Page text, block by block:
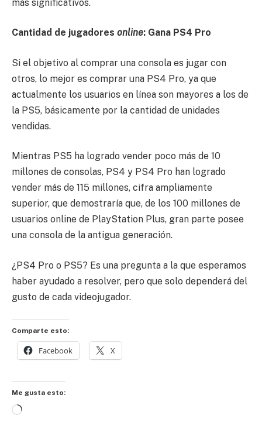
más significativos.
Cantidad de jugadores online: Gana PS4 Pro
Si el objetivo al comprar una consola es jugar con
otros, lo mejor es comprar una PS4 Pro, ya que
actualmente los usuarios en línea son mayores a los de
la PS5, básicamente por la cantidad de unidades
vendidas.
Mientras PS5 ha logrado vender poco más de 10
millones de consolas, PS4 y PS4 Pro han logrado
vender más de 115 millones, cifra ampliamente
superior, que demostraría que, de los 100 millones de
usuarios online de PlayStation Plus, gran parte posee
una consola de la antigua generación.
¿PS4 Pro o PS5? Es una pregunta a la que esperamos
haber ayudado a resolver, pero que solo dependerá del
gusto de cada videojugador.
Comparte esto:
Facebook X
Me gusta esto:
Cargando...